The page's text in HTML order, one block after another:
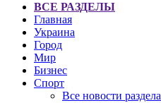
ВСЕ РАЗДЕЛЫ
Главная
Украина
Город
Мир
Бизнес
Спорт
Все новости раздела